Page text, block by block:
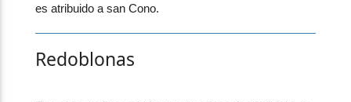
es atribuido a san Cono.
Redoblonas